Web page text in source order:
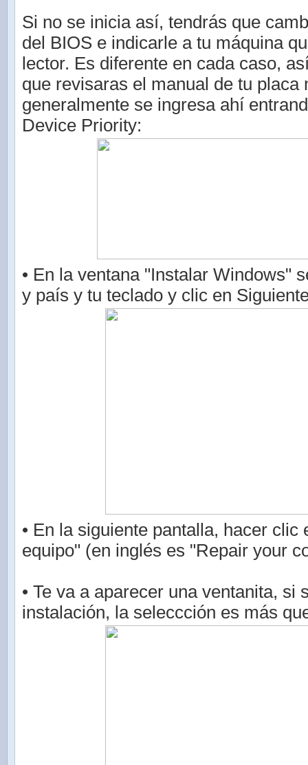
Si no se inicia así, tendrás que
del BIOS e indicarle a tu máquina
lector. Es diferente en cada caso,
que revisaras el manual de tu placa
generalmente se ingresa ahí
Device Priority:
• En la ventana "Instalar Windows"
y país y tu teclado y clic en
• En la siguiente pantalla, hacer clic
equipo" (en inglés es "Repair your
• Te va a aparecer una ventanita, si
instalación, la seleccción es más